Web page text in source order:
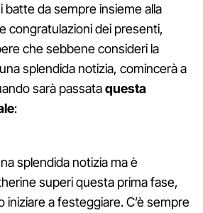
batte da sempre insieme alla
congratulazioni dei presenti,
che sebbene consideri la
splendida notizia, comincerà a
sarà passataquesta
:
splendida notizia ma è
superi questa prima fase,
a festeggiare. C’è sempre